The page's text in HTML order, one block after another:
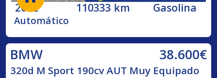
2002 110333 km Gasolina
Automático
BMW 38.600€
320d M Sport 190cv AUT Muy Equipado